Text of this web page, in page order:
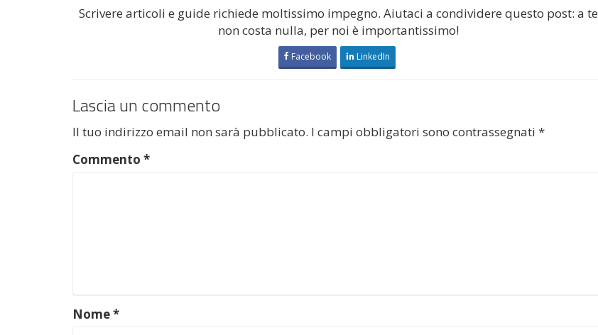
Scrivere articoli e guide richiede moltissimo impegno. Aiutaci a condividere questo post: a te
non costa nulla, per noi è importantissimo!
Facebook LinkedIn
Lascia un commento
Il tuo indirizzo email non sarà pubblicato. I campi obbligatori sono contrassegnati *
Commento *
Nome*